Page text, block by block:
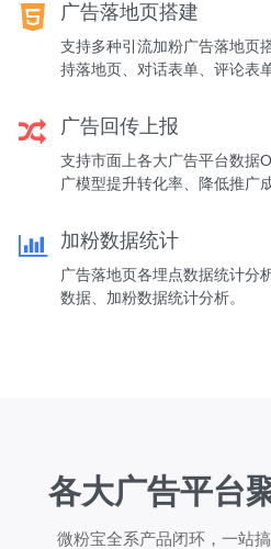
广告落地页搭建
支持多种引流加粉广告落地页
持落地页、对话表单、评论表
广告回传上报
支持市面上各大广告平台数据
广模型提升转化率、降低推广
加粉数据统计
广告落地页各埋点数据统计分
数据、加粉数据统计分析。
各大广告平台
微粉宝全系产品闭环，一站